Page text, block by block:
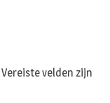
Vereiste velden zijn